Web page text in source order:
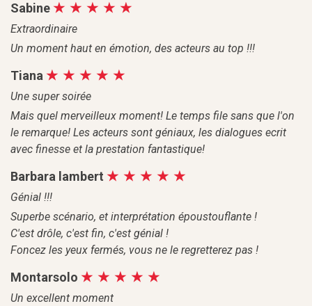
Sabine
Extraordinaire
Un moment haut en émotion, des acteurs au top !!!
Tiana
Une super soirée
Mais quel merveilleux moment! Le temps file sans que l'on
le remarque! Les acteurs sont géniaux, les dialogues ecrit
avec finesse et la prestation fantastique!
Barbara lambert
Génial !!!
Superbe scénario, et interprétation époustouflante !
C'est drôle, c'est fin, c'est génial !
Foncez les yeux fermés, vous ne le regretterez pas !
Montarsolo
Un excellent moment